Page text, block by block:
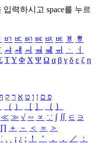
입력하시고 space를 누르
ㅲ ㅳ ㅴ ㅵ ㅶ ㅷ ㅸ
ㅹ
ㆇ ㆈ ㆉ ㆊ ㆋ ㆌ ㆍ
ㆎ
ΤΥ Φ Χ Ψ Ω α β γ δ ε ζ η
פ ם ן ו ט א ר ק
（ ） ［ ］ ｛ ｝
≪ ≫ √ ∽ ∝ ∵ ∫ ∬ ∈ ∋
∏ ＋ － ＜ ＝
＞
˙ ¸ ¡ ¿ ː ！ ＇ ， ． ／
：